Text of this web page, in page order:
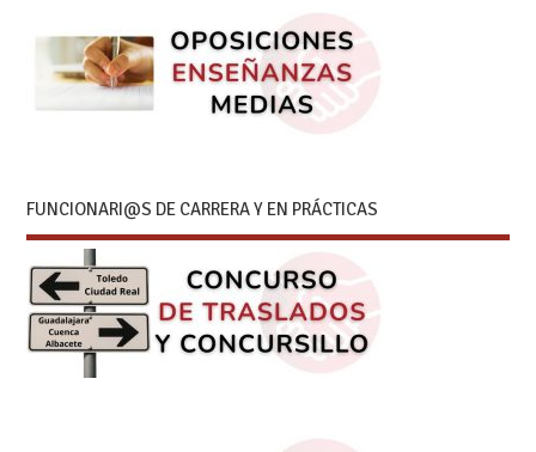
FUNCIONARI@S DE CARRERA Y EN PRÁCTICAS